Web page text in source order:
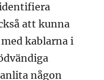
att kunna
kablarna i
någon